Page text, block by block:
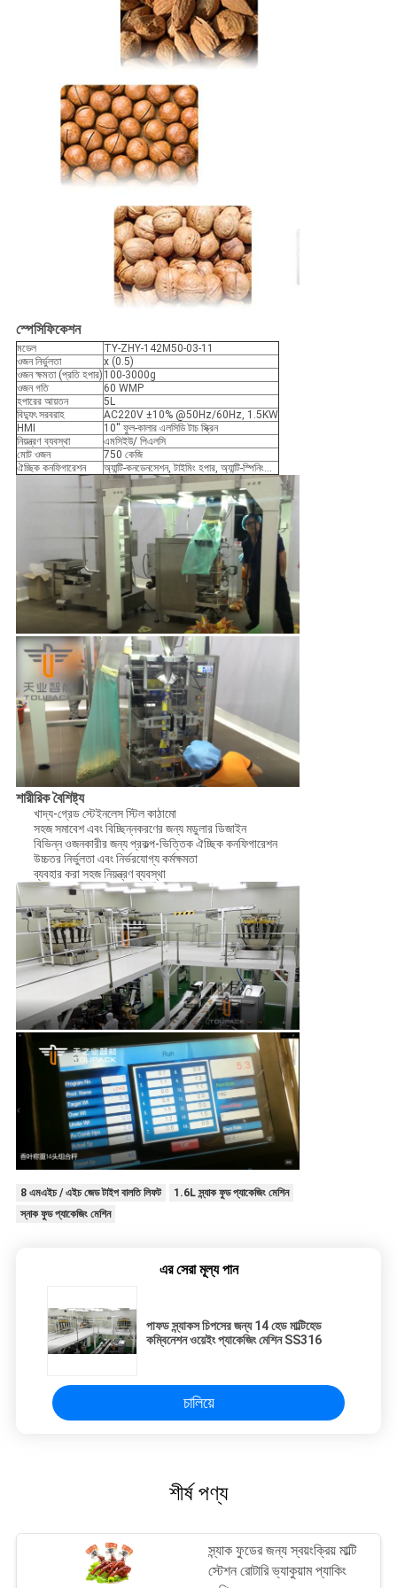
স্পেসিফিকেশন
মডেল
TY-ZHY-142M50-03-11
ওজন নির্ভুলতা
x (0.5)
ওজন ক্ষমতা (প্রতি হপার) 100-3000g
ওজন গতি
60 WMP
হপারের আয়তন
5L
বিদ্যুৎ সরবরাহ
AC220V ±10% @50Hz/60Hz, 1.5KW
HMI
10'' ফুল-কালার এলসিডি টাচ স্ক্রিন
নিয়ন্ত্রণ ব্যবস্থা
এমসিইউ/ পিএলসি
মোট ওজন
750 কেজি
ঐচ্ছিক কনফিগারেশন
অ্যান্টি-কনডেনসেশন, টাইমিং হপার, অ্যান্টি-স্পিনিং...
শারীরিক বৈশিষ্ট্য
খাদ্য-গ্রেড স্টেইনলেস স্টিল কাঠামো
সহজ সমাবেশ এবং বিচ্ছিন্নকরণের জন্য মডুলার ডিজাইন
বিভিন্ন ওজনকারীর জন্য প্রকল্প-ভিত্তিক ঐচ্ছিক কনফিগারেশন
উচ্চতর নির্ভুলতা এবং নির্ভরযোগ্য কর্মক্ষমতা
ব্যবহার করা সহজ নিয়ন্ত্রণ ব্যবস্থা
8 এমএইচ / এইচ জেড টাইপ বালতি লিফট
1.6L স্ন্যাক ফুড প্যাকেজিং মেশিন
স্নাক ফুড প্যাকেজিং মেশিন
এর সেরা মূল্য পান
পাফড স্ন্যাকস চিপসের জন্য 14 হেড মাল্টিহেড
কম্বিনেশন ওয়েইং প্যাকেজিং মেশিন SS316
চালিয়ে
শীর্ষ পণ্য
স্ন্যাক ফুডের জন্য স্বয়ংক্রিয় মাল্টি
স্টেশন রোটারি ভ্যাকুয়াম প্যাকিং